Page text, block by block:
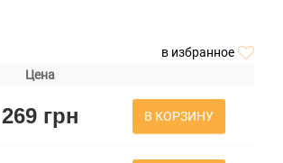
в избранное
Цена
269 грн В КОРЗИНУ